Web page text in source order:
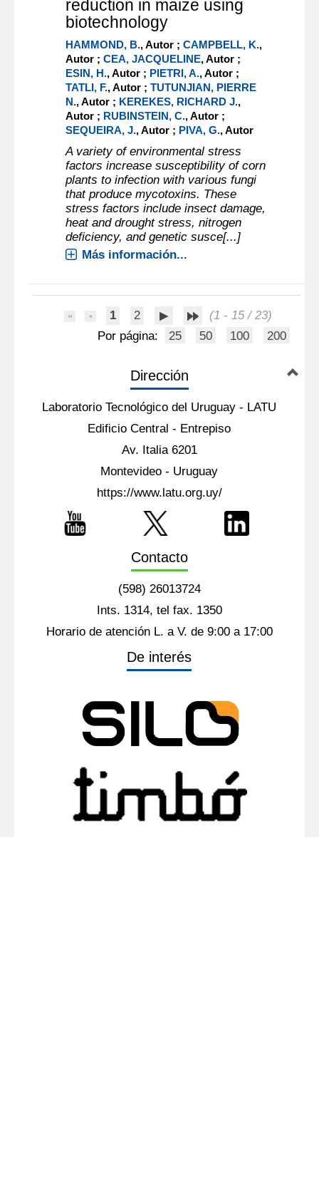
documento electrónico
Opportunities for mycotoxin
reduction in maize using
biotechnology
HAMMOND, B. , Autor ; CAMPBELL, K.
Autor ;CEA, JACQUELINE, Autor ;
ESIN, H., Autor ;PIETRI, A., Autor ;
TATLI, F., Autor ;TUTUNJIAN, PIERRE
N., Autor ;KEREKES, RICHARD J.
Autor ;RUBINSTEIN, C., Autor ;
SEQUEIRA, J., Autor ;PIVA, G., Autor
A variety of environmental stress
factors increase susceptibility of corn
that produce mycotoxins. These
heat and drought stress, nitrogen
deficiency, and genetic susce[...]
1 2
(1 - 15 / 23)
Por página:
25 50 100
Dirección
Laboratorio Tecnológico del Uruguay - LATU
Edificio Central - Entrepiso
Montevideo - Uruguay
https://www.latu.org.uy/
Contacto
Ints. 1314, tel fax. 1350
Horario de atención L. a V. de 9:00 a 17:00
De interés